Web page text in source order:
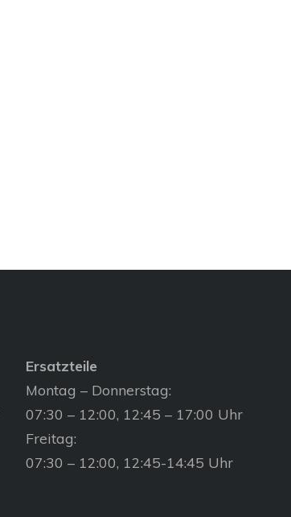
Ersatzteile
Montag – Donnerstag:
07:30 – 12:00, 12:45 – 17:00 Uhr
Freitag:
07:30 – 12:00, 12:45-14:45 Uhr